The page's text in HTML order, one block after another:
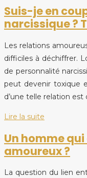
Suis-je en
narcissique ?
Les relations
difficiles à déchiffrer.
de personnalité
peut devenir toxique
d’une telle relation est
Lire la suite
Un homme
amoureux ?
La question du lien